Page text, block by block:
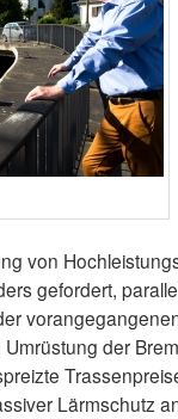
von
gefordert,
der
Lärmschutz